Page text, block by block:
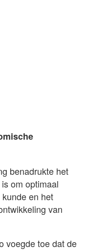
benadrukte het
om optimaal
en het
van
voegde toe dat de